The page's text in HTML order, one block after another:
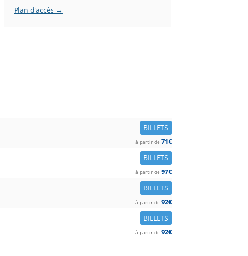
Plan d'accès →
BILLETS
à partir de 71€
BILLETS
à partir de 97€
BILLETS
à partir de 92€
BILLETS
à partir de 92€